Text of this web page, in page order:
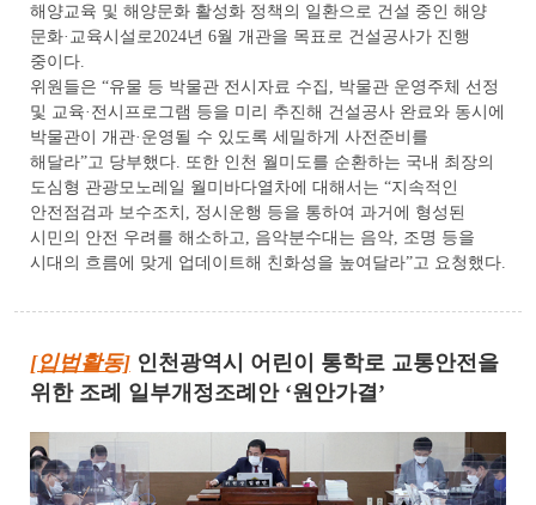
해양교육 및 해양문화 활성화 정책의 일환으로 건설 중인 해양
문화·교육시설로2024년 6월 개관을 목표로 건설공사가 진행
중이다.
위원들은 “유물 등 박물관 전시자료 수집, 박물관 운영주체 선정
및 교육·전시프로그램 등을 미리 추진해 건설공사 완료와 동시에
박물관이 개관·운영될 수 있도록 세밀하게 사전준비를
해달라”고 당부했다. 또한 인천 월미도를 순환하는 국내 최장의
도심형 관광모노레일 월미바다열차에 대해서는 “지속적인
안전점검과 보수조치, 정시운행 등을 통하여 과거에 형성된
시민의 안전 우려를 해소하고, 음악분수대는 음악, 조명 등을
시대의 흐름에 맞게 업데이트해 친화성을 높여달라”고 요청했다.
[입법활동]인천광역시 어린이 통학로 교통안전을
위한 조례 일부개정조례안 ‘원안가결’